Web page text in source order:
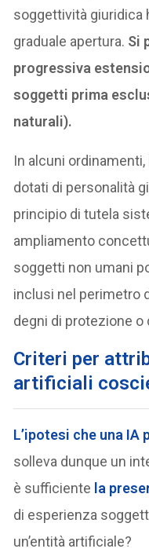
soggettività giuridica
graduale apertura. Si
progressiva
soggetti prima
naturali).
In alcuni
dotati di personalità
principio di tutela
ampliamento
soggetti non umani
inclusi nel perimetro
degni di protezione
Criteri per
artificiali
L’ipotesi che una
solleva dunque un
è sufficiente la
di esperienza
un’entità artificiale?